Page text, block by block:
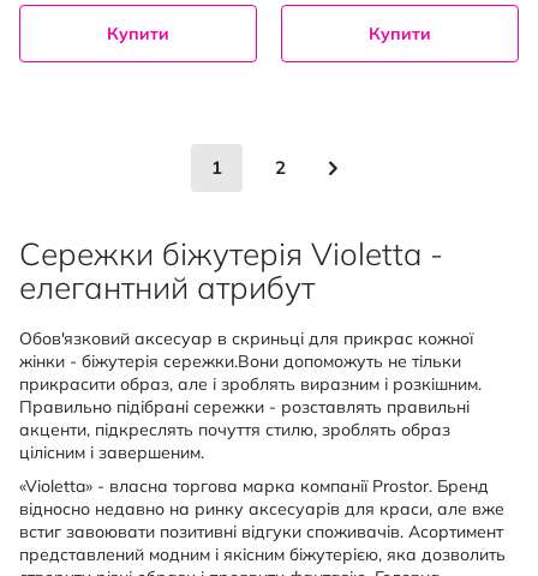
Купити Купити
You're currently reading page
1 Сторінка
2 Сторінка
Наступне
Сережки біжутерія Violetta -
елегантний атрибут
Обов'язковий аксесуар в скриньці для прикрас кожної
жінки - біжутерія сережки.Вони допоможуть не тільки
прикрасити образ, але і зроблять виразним і розкішним.
Правильно підібрані сережки - розставлять правильні
акценти, підкреслять почуття стилю, зроблять образ
цілісним і завершеним.
«Violetta» - власна торгова марка компанії Prostor. Бренд
відносно недавно на ринку аксесуарів для краси, але вже
встиг завоювати позитивні відгуки споживачів. Асортимент
представлений модним і якісним біжутерією, яка дозволить